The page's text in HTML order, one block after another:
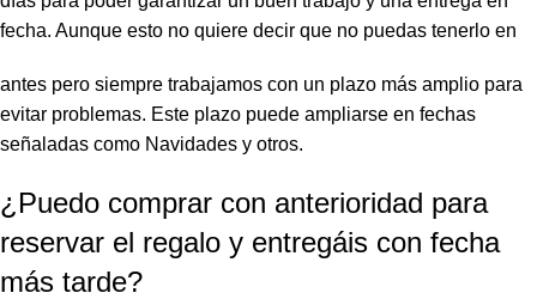
fecha. Aunque esto no quiere decir que no puedas tenerlo en
antes pero siempre trabajamos con un plazo más amplio para
evitar problemas. Este plazo puede ampliarse en fechas
señaladas como Navidades y otros.
¿Puedo comprar con anterioridad para
reservar el regalo y entregáis con fecha
más tarde?